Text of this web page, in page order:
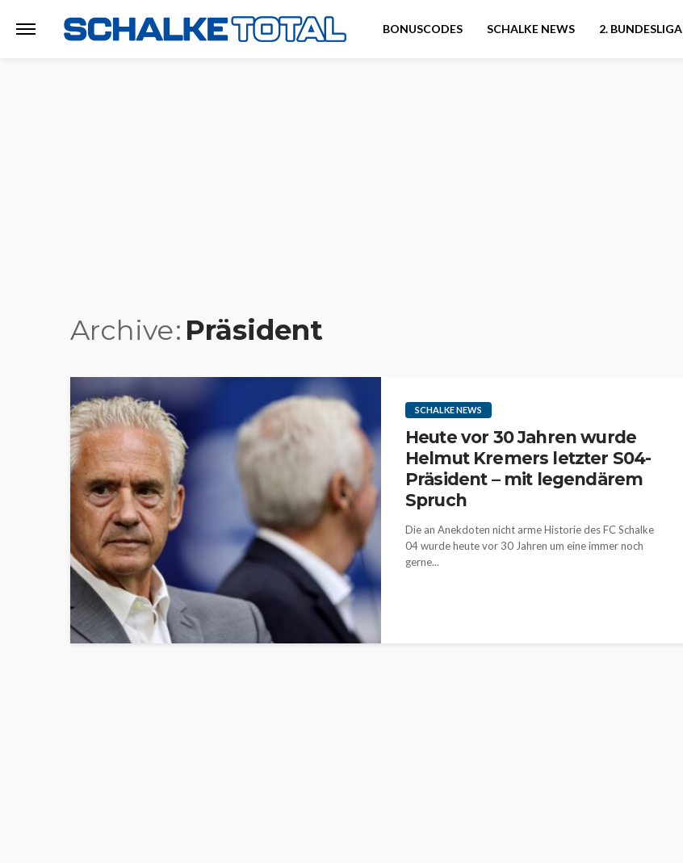
BONUSCODES SCHALKE NEWS 2. BUNDESLIGA
Archive Präsident
SCHALKE NEWS
Heute vor 30 Jahren wurde
Helmut Kremers letzter S04-
Präsident – mit legendärem
Spruch
Die an Anekdoten nicht arme Historie des FC Schalke
04 wurde heute vor 30 Jahren um eine immer noch
gerne...